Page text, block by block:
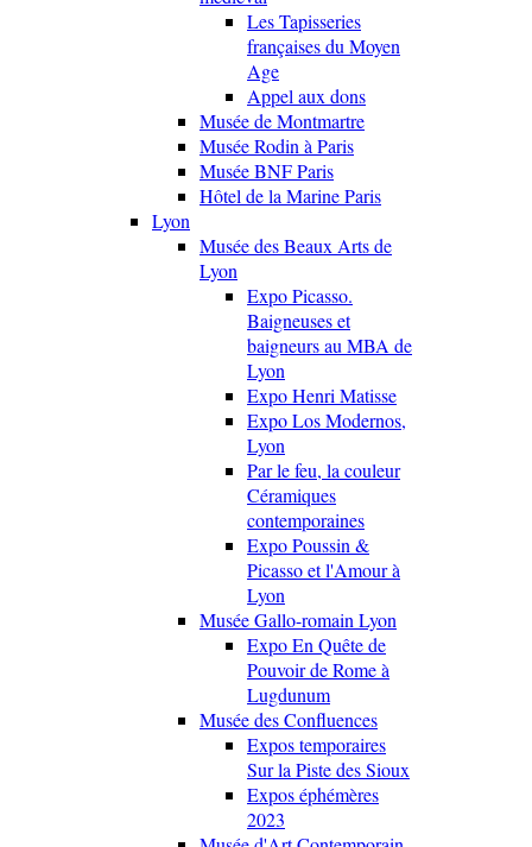
Les Tapisseries
françaises du Moyen
Age
Appel aux dons
Musée de Montmartre
Musée Rodin à Paris
Musée BNF Paris
Hôtel de la Marine Paris
Lyon
Musée des Beaux Arts de
Lyon
Expo Picasso.
Baigneuses et
baigneurs au MBA de
Lyon
Expo Henri Matisse
Expo Los Modernos,
Lyon
Par le feu, la couleur
Céramiques
contemporaines
Expo Poussin &
Picasso et l'Amour à
Lyon
Musée Gallo-romain Lyon
Expo En Quête de
Pouvoir de Rome à
Lugdunum
Musée des Confluences
Expos temporaires
Sur la Piste des Sioux
Expos éphémères
2023